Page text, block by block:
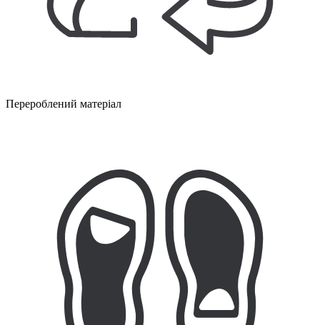
Перероблений матеріал